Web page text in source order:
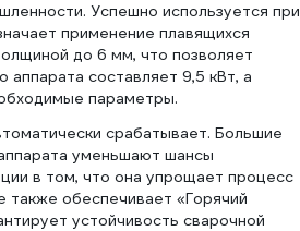
Успешно используется при
применение плавящихся
до 6 мм, что позволяет
составляет 9,5 кВт, а
параметры.
срабатывает. Большие
уменьшают шансы
в том, что она упрощает процесс
также обеспечивает «Горячий
устойчивость сварочной